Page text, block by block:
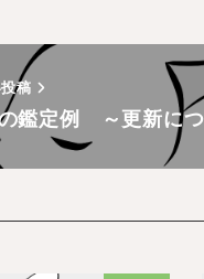
稿
鑑定例 ～更新に